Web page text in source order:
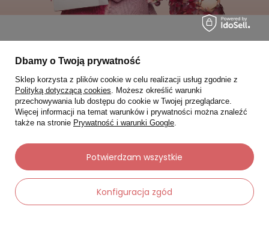
Moje zamówienia
Status zamówienia
Śledzenie przesyłki
Chcę zareklamować produkt
Chcę zwrócić produkt
Chcę wymienić towar
Kontakt
Dbamy o Twoją prywatność
Sklep korzysta z plików cookie w celu realizacji usług zgodnie z
Polityką dotyczącą cookies. Możesz określić warunki
przechowywania lub dostępu do cookie w Twojej przeglądarce.
Więcej informacji na temat warunków i prywatności można znaleźć
także na stronie Prywatność i warunki Google.
Konfiguracja zgód
Potwierdzam wszystkie